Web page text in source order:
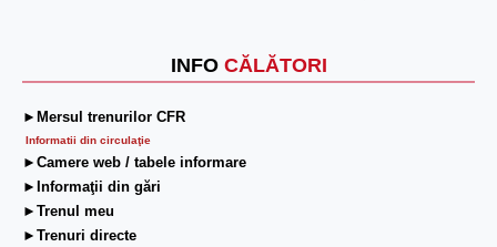
INFO CĂLĂTORI
►Mersul trenurilor CFR
Informatii din circulaţie
►Camere web / tabele informare
►Informaţii din gări
►Trenul meu
►Trenuri directe